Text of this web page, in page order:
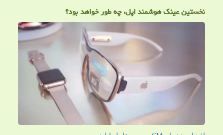
نخستین عینک هوشمند اپل، چه طور خواهد بود؟